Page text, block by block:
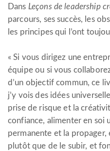
Dans Leçons de leadership
parcours, ses succès, les
les principes qui l’ont
« Si vous dirigez une
équipe ou si vous
d’un objectif commun, ce
j’y vois des idées
prise de risque et la
confiance, alimenter en soi
permanente et la propager,
plutôt que de le subir, et